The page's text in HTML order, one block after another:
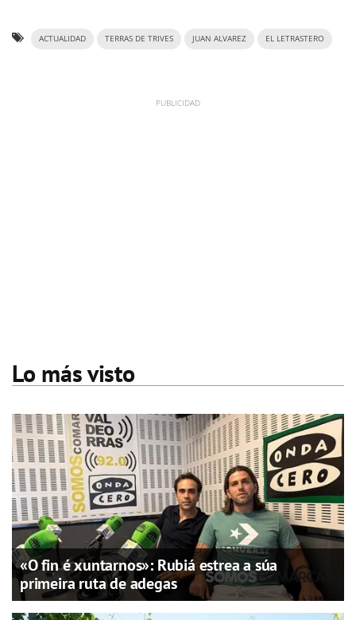
ACTUALIDAD TERRAS DE TRIVES JUAN ALVAREZ EL LETRASTERO
Lo más visto
«O fin é xuntarnos»: Rubiá estrea a súa
primeira ruta de adegas